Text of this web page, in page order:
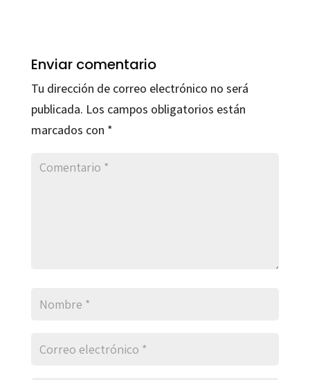
Enviar comentario
Tu dirección de correo electrónico no será
publicada. Los campos obligatorios están
marcados con *